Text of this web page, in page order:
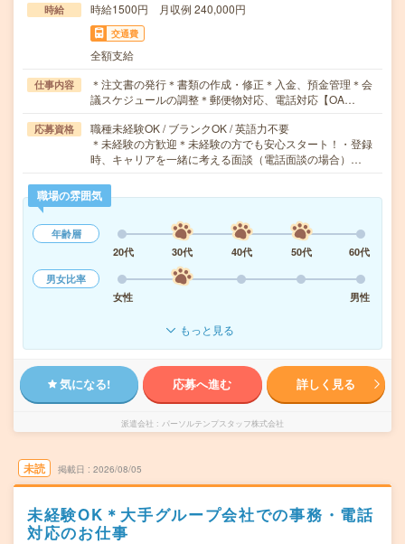
時給 時給1500円 月収例 240,000円
交通費
全額支給
仕事内容
＊注文書の発行＊書類の作成・修正＊入金、預金管理＊会
議スケジュールの調整＊郵便物対応、電話対応【OA…
応募資格
職種未経験OK / ブランクOK / 英語力不要
＊未経験の方歓迎＊未経験の方でも安心スタート！・登録
時、キャリアを一緒に考える面談（電話面談の場合）…
職場の雰囲気
年齢層
20代
30代 40代 50代
60代
男女比率
女性
男性
もっと見る
気になる! 応募へ進む 詳しく見る
派遣会社 パーソルテンプスタッフ株式会社
未読 掲載日 2026/08/05
未経験OK＊大手グループ会社での事務・電話
対応のお仕事